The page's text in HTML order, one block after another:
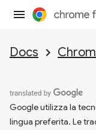
Docs
Google utilizza la
lingua preferita. Le